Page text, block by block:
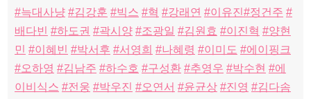
#늑대사냥 #김강훈 #빅스 #혁 #강래연 #이유진 #정건주 #
배다빈 #하도권 #곽시양 #조광일 #김원효 #이진혁 #양현
민
#이혜빈 #박서후 #서영희 #나혜령 #이미도 #에이핑크
#오하영 #김남주 #하수호 #구성환 #추영우 #박수현 #에
이비식스 #전웅 #박우진 #오연서 #윤균상 #진영 #김다솜